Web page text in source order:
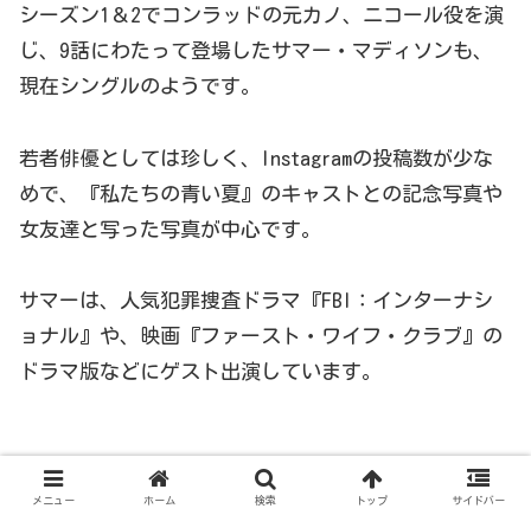
シーズン1＆2でコンラッドの元カノ、ニコール役を演
じ、9話にわたって登場したサマー・マディソンも、
現在シングルのようです。
若者俳優としては珍しく、Instagramの投稿数が少な
めで、『私たちの青い夏』のキャストとの記念写真や
女友達と写った写真が中心です。
サマーは、人気犯罪捜査ドラマ『FBI：インターナシ
ョナル』や、映画『ファースト・ワイフ・クラブ』の
ドラマ版などにゲスト出演しています。
メニュー ホーム 検索 トップ サイドバー